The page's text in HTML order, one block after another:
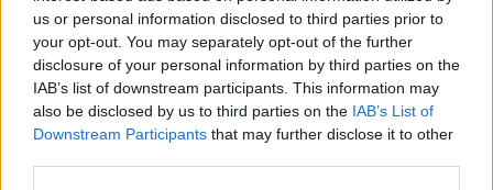
us or personal information disclosed to third parties prior to
your opt-out. You may separately opt-out of the further
disclosure of your personal information by third parties on the
IAB’s list of downstream participants. This information may
also be disclosed by us to third parties on the IAB’s List of
Downstream Participants that may further disclose it to other
Staran luetuimmat